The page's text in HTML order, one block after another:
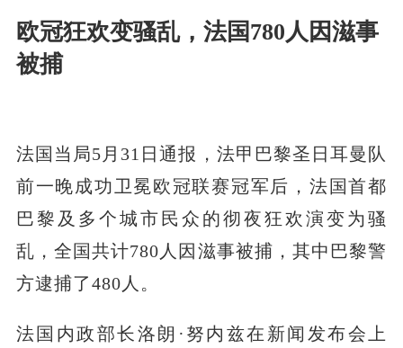
欧冠狂欢变骚乱，法国780人因滋事
被捕
法国当局5月31日通报，法甲巴黎圣日耳曼队
前一晚成功卫冕欧冠联赛冠军后，法国首都
巴黎及多个城市民众的彻夜狂欢演变为骚
乱，全国共计780人因滋事被捕，其中巴黎警
方逮捕了480人。
法国内政部长洛朗·努内兹在新闻发布会上